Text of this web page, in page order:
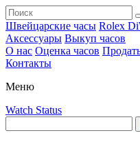
Швейцарские часы Rolex
Аксессуары Выкуп часов
О нас Оценка часов
Контакты
Меню
Watch Status